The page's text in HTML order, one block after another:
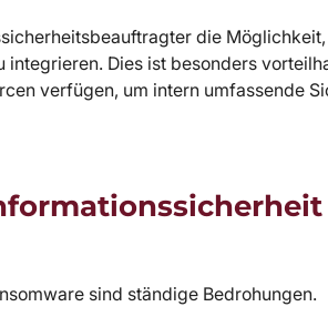
die
integrieren. Dies ist besonders
verfügen, um intern umfassende
sind ständige Bedrohungen.